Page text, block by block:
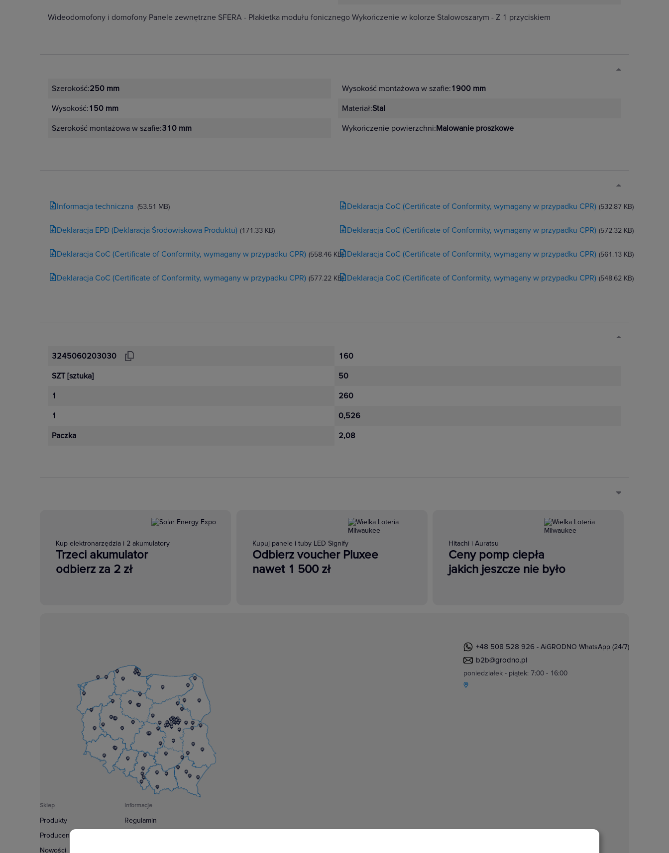
Wideodomofony i domofony Panele zewnętrzne SFERA - Plakietka modułu fonicznego Wykończenie w kolorze Stalowoszarym - Z 1 przyciskiem
Szerokość:250 mm
Wysokość:150 mm
Szerokość montażowa w szafie:310 mm
Wysokość montażowa w szafie:1900 mm
Materiał:Stal
Wykończenie powierzchni:Malowanie proszkowe
Informacja techniczna (53.51 MB)
Deklaracja EPD (Deklaracja Środowiskowa Produktu) (171.33 KB)
Deklaracja CoC (Certificate of Conformity, wymagany w przypadku CPR) (558.46 KB)
Deklaracja CoC (Certificate of Conformity, wymagany w przypadku CPR) (577.22 KB)
Deklaracja CoC (Certificate of Conformity, wymagany w przypadku CPR) (532.87 KB)
Deklaracja CoC (Certificate of Conformity, wymagany w przypadku CPR) (572.32 KB)
Deklaracja CoC (Certificate of Conformity, wymagany w przypadku CPR) (561.13 KB)
Deklaracja CoC (Certificate of Conformity, wymagany w przypadku CPR) (548.62 KB)
3245060203030
SZT [sztuka]
1
1
Paczka
160
50
260
0,526
2,08
Kup elektronarzędzia i 2 akumulatory
Trzeci akumulator
odbierz za 2 zł
Kupuj panele i tuby LED Signify
Odbierz voucher Pluxee
nawet 1 500 zł
Hitachi i Auratsu
Ceny pomp ciepła
jakich jeszcze nie było
+48 508 528 926 - AiGRODNO WhatsApp (24/7)
b2b@grodno.pl
poniedziałek - piątek: 7:00 - 16:00
Sklep
Produkty
Producenci
Nowości
Informacje
Regulamin